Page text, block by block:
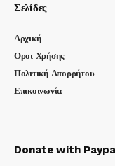
Σελίδες
Αρχική
Οροι Χρήσης
Πολιτική Απορρήτου
Επικοινωνία
Donate with